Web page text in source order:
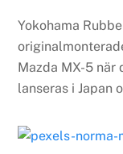
Yokohama
Mazda MX-5 när
lanseras i Japan